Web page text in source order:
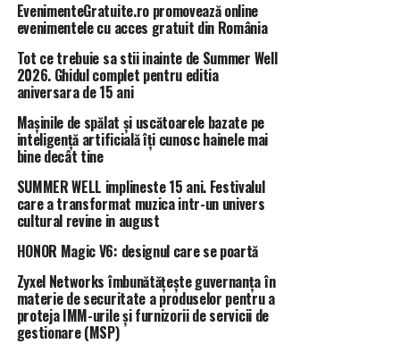
Judeţul Arad;
Se vor semnala : În zona dea deal, intensificări ale
vântului care vor atinge şi depăşi la rafală 60…70 km/h
RELATED TOPICS: PRIMA
Al treilea CUTREMUR într-o singură zi | DoljAZI
DON'T MISS
ALERTĂ pentru românii din Italia. Evitați anumite zone |
DoljAZI
EvenimenteGratuite.ro promovează online
evenimentele cu acces gratuit din România
Tot ce trebuie sa stii inainte de Summer Well
2026. Ghidul complet pentru editia
aniversara de 15 ani
Mașinile de spălat și uscătoarele bazate pe
inteligență artificială îți cunosc hainele mai
bine decât tine
SUMMER WELL implineste 15 ani. Festivalul
care a transformat muzica intr-un univers
cultural revine in august
HONOR Magic V6: designul care se poartă
Zyxel Networks îmbunătățește guvernanța în
materie de securitate a produselor pentru a
proteja IMM-urile și furnizorii de servicii de
gestionare (MSP)